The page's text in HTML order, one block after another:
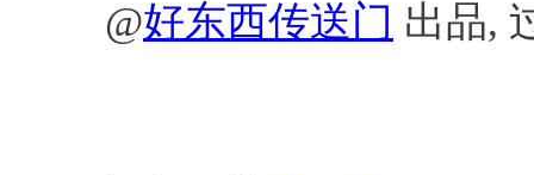
@好东西传送门 出品,